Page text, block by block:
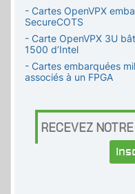
- Cartes OpenVPX
SecureCOTS
- Carte OpenVPX 3U
1500 d’Intel
- Cartes embarquées
associés à un FPGA
RECEVEZ